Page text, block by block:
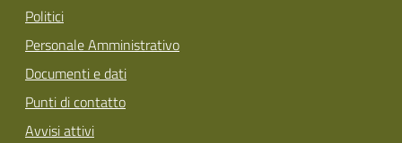
Politici
Personale Amministrativo
Documenti e dati
Punti di contatto
Avvisi attivi